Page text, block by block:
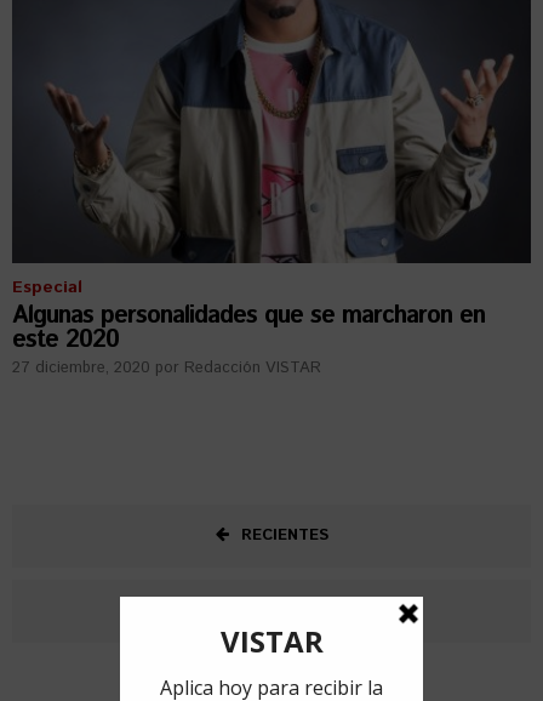
Especial
Algunas personalidades que se marcharon en
este 2020
27 diciembre, 2020 por Redacción VISTAR
RECIENTES